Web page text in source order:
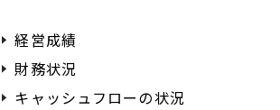
経営成績
財務状況
キャッシュフローの状況